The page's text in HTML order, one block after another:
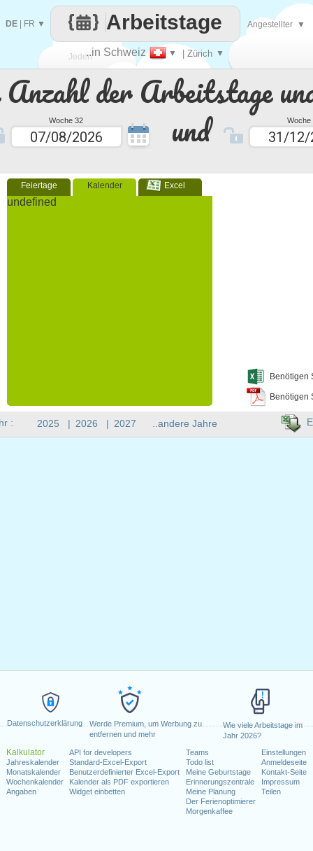
Datenschutzerklärung
Werde Premium, um Werbung zu
entfernen und mehr
Wie viele Arbeitstage im
Jahr 2026?
Kalkulator
Jahreskalender
Monatskalender
Wochenkalender
Angaben
API for developers
Standard-Excel-Export
Benutzerdefinierter Excel-Export
Kalender als PDF exportieren
Widget einbetten
Teams
Todo list
Meine Geburtstage
Erinnerungszentrale
Meine Planung
Der Ferienoptimierer
Morgenkaffee
Einstellungen
Anmeldeseite
Kontakt-Seite
Impressum
Teilen
Anzahl der Arbeitstage
Woche 32 und Woche
Feiertage Kalender Excel
undefined
Benötigen
Benötigen
Jeden
Tag
..in Schweiz ▼ | Zürich ▼
Arbeitstage
DE FR ▼ Angestellter ▼
: 2025 | 2026 | 2027 ..andere Jahre